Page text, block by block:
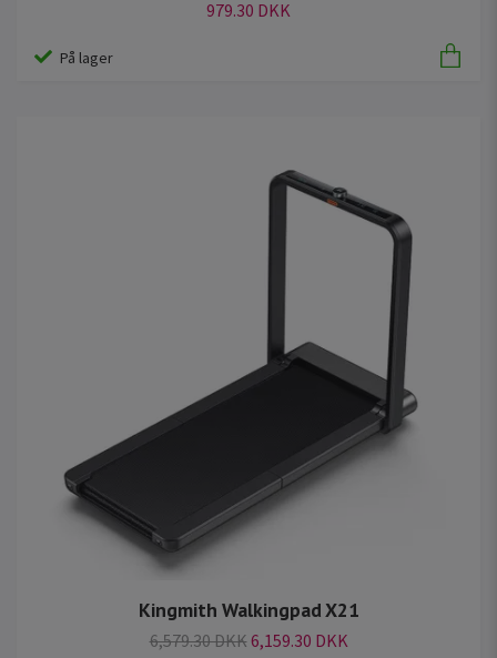
979.30 DKK
På lager
Kingmith Walkingpad X21
6,579.30 DKK6,159.30 DKK